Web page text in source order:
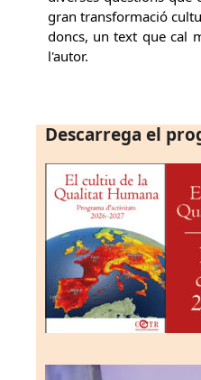
gran transformació
doncs, un text que cal
l'autor.
Descarrega el